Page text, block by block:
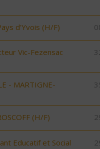
d'Yvois (H/F)
Vic-Fezensac
- MARTIGNE-
(H/F)
Educatif et Social